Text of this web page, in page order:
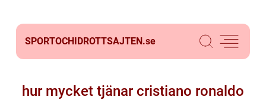
SPORTOCHIDROTTSAJTEN.se
hur mycket tjänar cristiano ronaldo